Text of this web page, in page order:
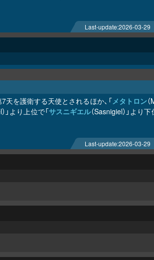
Last-update:2026-03-29
天を護衛する天使とされるほか、「メタトロン
」より上位で「サスニギエル（Sasnigiel）」より
Last-update:2026-03-29